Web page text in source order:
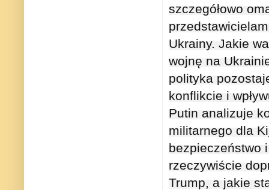
szczegółowo
Ukrainy. Jakie
wojnę na
polityka
konflikcie i
Putin analizuje
militarnego dla
bezpieczeństwo
rzeczywiście
Trump, a jakie